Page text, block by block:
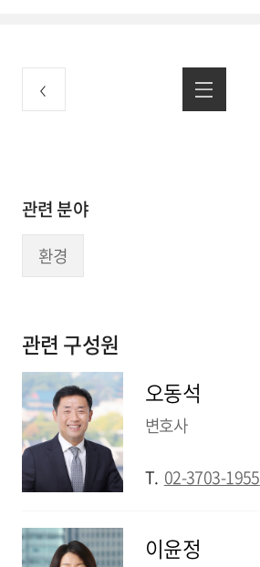
관련 분야
환경
관련 구성원
오동석
변호사
T. 02-3703-1955
이윤정